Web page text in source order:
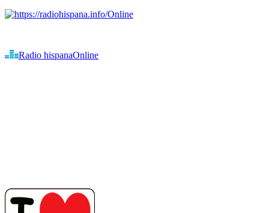
Online
Radio hispanaOnline